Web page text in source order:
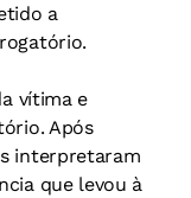
a
vítima e
Após
interpretaram
que levou à